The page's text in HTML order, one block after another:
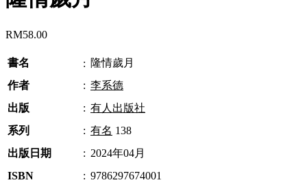
RM58.00
書名 : 隆情歲月
作者
: 李系德
出版
: 有人出版社
系列
: 有名 138
出版日期
: 2024年04月
ISBN
: 9786297674001